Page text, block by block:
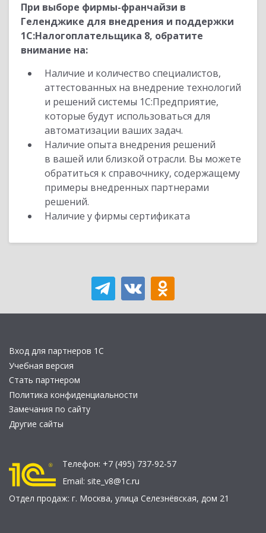
При выборе фирмы-франчайзи в
Геленджике для внедрения и поддержки
1С:Налогоплательщика 8, обратите
внимание на:
Наличие и количество специалистов,
аттестованных на внедрение технологий
и решений системы 1С:Предприятие,
которые будут использоваться для
автоматизации ваших задач.
Наличие опыта внедрения решений
в вашей или близкой отрасли. Вы можете
обратиться к справочнику, содержащему
примеры внедренных партнерами
решений.
Наличие у фирмы сертификата
Вход для партнеров 1С
Учебная версия
Стать партнером
Политика конфиденциальности
Замечания по сайту
Другие сайты
Телефон: +7 (495) 737-92-57
Email: site_v8@1c.ru
Отдел продаж: г. Москва, улица Селезнёвская, дом 21